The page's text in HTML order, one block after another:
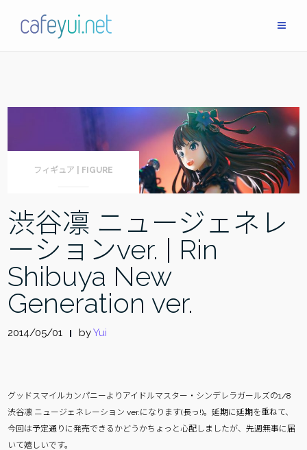
フィギュア | FIGURE
渋谷凛 ニュージェネレ
ーションver. | Rin
Shibuya New
Generation ver.
2014/05/01 byYui
グッドスマイルカンパニーよりアイドルマスター・シンデレラガールズの1/8
渋谷凛 ニュージェネレーション ver.になります(長っ!)。延期に延期を重ねて、
今回は予定通りに発売できるかどうかちょっと心配しましたが、先週無事に届
いて嬉しいです。